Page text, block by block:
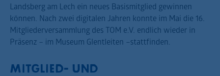
Landsberg am Lech ein neues Basismitglied gewinnen
können. Nach zwei digitalen Jahren konnte im Mai die 16.
Mitgliederversammlung des TOM e.V. endlich wieder in
Präsenz – im Museum Glentleiten –stattfinden.
MITGLIED- UND